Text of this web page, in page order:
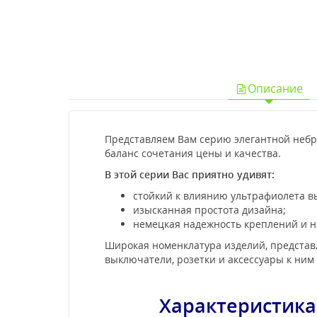
Описание
Представляем Вам серию элегантной
баланс сочетания цены и качества.
В этой серии Вас приятно удивят:
стойкий к влиянию ультрафиолета
изысканная простота дизайна;
немецкая надежность креплений и
Широкая номенклатура изделий,
выключатели, розетки и аксессуары к